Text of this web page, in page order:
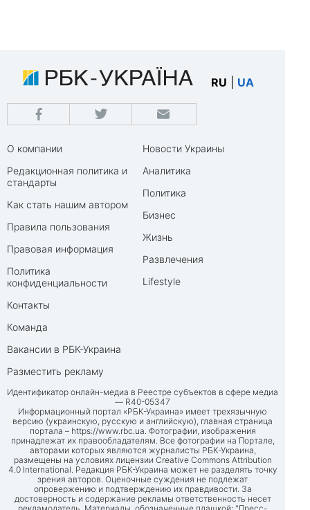
RU UA
О компании
Редакционная политика и
стандарты
Как стать нашим автором
Правила пользования
Правовая информация
Политика
конфиденциальности
Контакты
Команда
Вакансии в РБК-Украина
Разместить рекламу
Новости Украины
Аналитика
Политика
Бизнес
Жизнь
Развлечения
Lifestyle
Идентификатор онлайн-медиа в Реестре субъектов в сфере медиа
— R40-05347
Информационный портал «РБК-Украина» имеет трехязычную
версию (украинскую, русскую и английскую), главная страница
портала – https://www.rbc.ua. Фотографии, изображения
принадлежат их правообладателям. Все фотографии на Портале,
авторами которых являются журналисты РБК-Украина,
размещены на условиях лицензии Creative Commons Attribution
4.0 International. Редакция РБК-Украина может не разделять точку
зрения авторов. Оценочные суждения не подлежат
опровержению и подтверждению их правдивости. За
достоверность и содержание рекламы ответственность несет